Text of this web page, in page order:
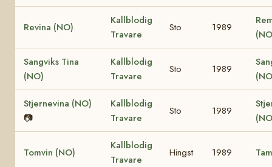
Revina (NO)
Kallblodig
Travare
Sto 1989
Sangviks Tina
(NO)
Kallblodig
Travare
Sto 1989
Stjernevina (NO)
📷
Kallblodig
Travare
Sto 1989
Tomvin (NO)
Kallblodig
Travare
Hingst 1989